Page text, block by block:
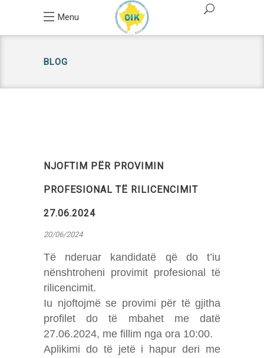
Menu
BLOG
NJOFTIM PËR PROVIMIN
PROFESIONAL TË RILICENCIMIT
27.06.2024
20/06/2024
Të nderuar kandidatë që do t’iu
nënshtroheni provimit profesional të
rilicencimit.
Iu njoftojmë se provimi për të gjitha
profilet do të mbahet me datë
27.06.2024, me fillim nga ora 10:00.
Aplikimi do të jetë i hapur deri me